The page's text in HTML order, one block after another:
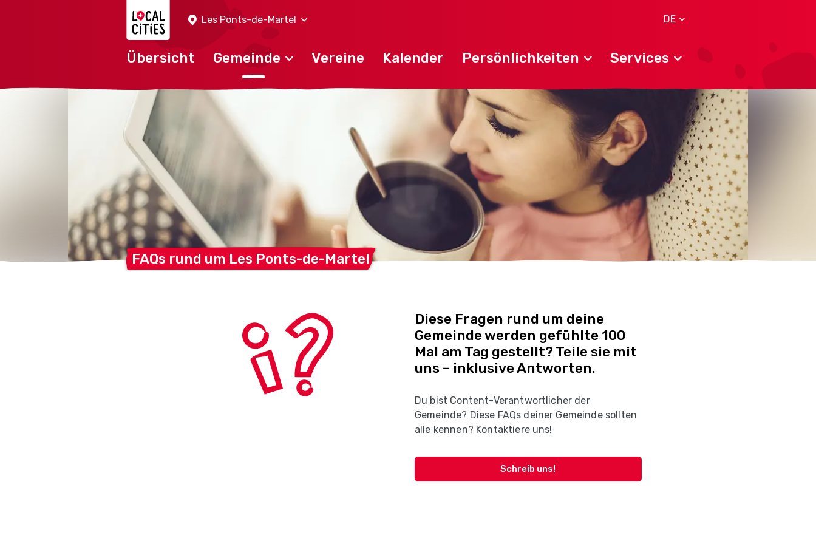
Les Ponts-de-Martel
DE
Übersicht Gemeinde Vereine Kalender Persönlichkeiten Services
FAQs rund um Les Ponts-de-Martel
Diese Fragen rund um deine
Gemeinde werden gefühlte 100
Mal am Tag gestellt? Teile sie mit
uns – inklusive Antworten.
Du bist Content-Verantwortlicher der
Gemeinde? Diese FAQs deiner Gemeinde sollten
alle kennen? Kontaktiere uns!
Schreib uns!